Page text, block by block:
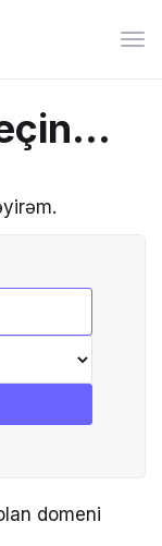
domeni